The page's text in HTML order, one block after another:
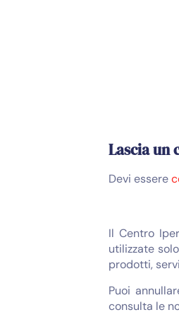
Lascia un
Devi essere
Il Centro
utilizzate
prodotti,
Puoi
consulta le